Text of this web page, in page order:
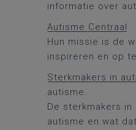
informatie over
Autisme Centraal
Hun missie is de
inspireren en op
Sterkmakers in
autisme.
De sterkmakers
autisme en wat